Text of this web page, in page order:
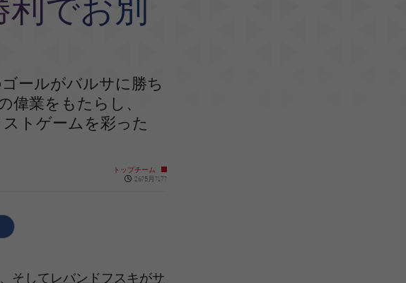
ールがバルサに勝ち
偉業をもたらし、
トゲームを彩った
トップチーム
Published news
26?5月?17?
そしてレバンドフスキがサ